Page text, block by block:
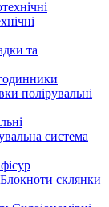
та
полірувальні
система
Блокноти склянки